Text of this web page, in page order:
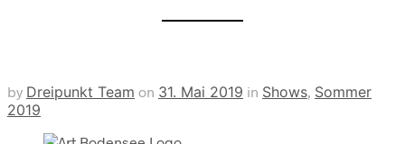
by Dreipunkt Team on 31. Mai 2019 in Shows, Sommer
2019